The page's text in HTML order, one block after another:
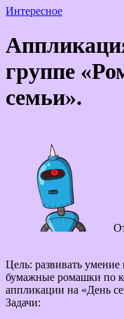
Интересное
группе
семьи».
Цель: развивать умение выкладывать и приклеивать
бумажные ромашки по
аппликации на «День
Задачи: